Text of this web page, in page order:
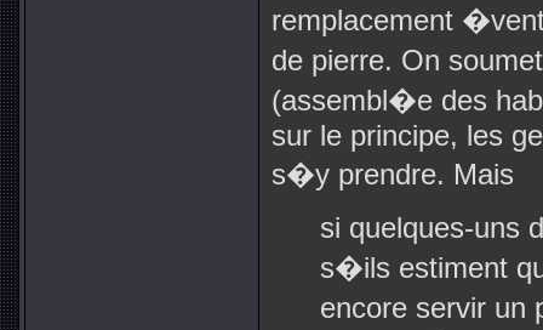
remplacement
de pierre. On
(assembl�e des
sur le principe, les
s�y prendre. Mais
si quelques-uns
s�ils estiment
encore servir un